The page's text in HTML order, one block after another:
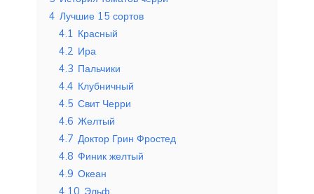
4 Лучшие 15 сортов
4.1 Красный
4.2 Ира
4.3 Пальчики
4.4 Клубничный
4.5 Свит Черри
4.6 Желтый
4.7 Доктор Грин Фростед
4.8 Финик желтый
4.9 Океан
4.10 Эльф